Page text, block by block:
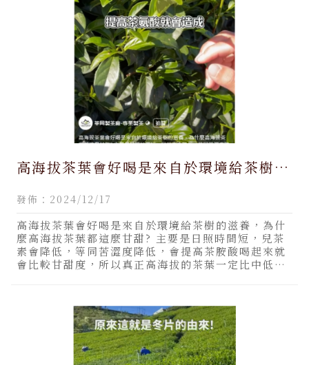
高海拔茶葉會好喝是來自於環境給茶樹的
大禹嶺茶
發佈：2024/12/17
高海拔茶葉會好喝是來自於環境給茶樹的滋養，為什
麼高海拔茶葉都這麼甘甜? 主要是日照時間短，兒茶
素會降低，等同苦澀度降低，會提高茶胺酸喝起來就
會比較甘甜度，所以真正高海拔的茶葉一定比中低海